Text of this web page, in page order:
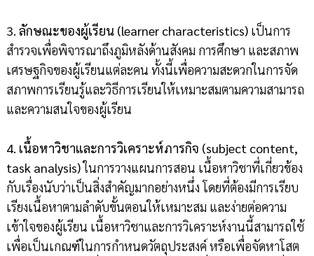
3. ลักษณะของผู้เรียน (learner characteristics)เป็นการ
สำรวจเพื่อพิจารณาถึงภูมิหลังด้านสังคม การศึกษา และสภาพ
เศรษฐกิจของผู้เรียนแต่ละคน ทั้งนี้เพื่อความสะดวกในการจัด
สภาพการเรียนรู้และวิธีการเรียนให้เหมาะสมตามความสามารถ
และความสนใจของผู้เรียน
4. เนื้อหาวิชาและการวิเคราะห์ภารกิจ (subject content,
task analysis)ในการวางแผนการสอน เนื้อหาวิชาที่เกี่ยวข้อง
กับเรื่องนับว่าเป็นสิ่งสำคัญมากอย่างหนึ่ง โดยที่ต้องมีการเรียบ
เรียงเนื้อหาตามลำดับขั้นตอนให้เหมาะสม และง่ายต่อความ
เข้าใจของผู้เรียน เนื้อหาวิชาและการวิเคราะห์งานนี้สามารถใช้
เพื่อเป็นเกณฑ์ในการกำหนดวัตถุประสงค์ หรือเพื่อจัดหาโสต